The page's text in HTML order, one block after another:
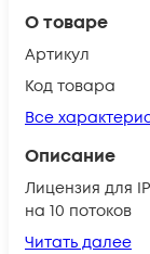
О товаре
Артикул
Код товара
Все
Описание
Лицензия для
на 10 потоков
Читать далее